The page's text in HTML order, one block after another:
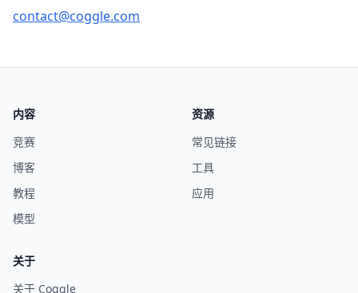
contact@coggle.com
内容
竞赛
博客
教程
模型
资源
常见链接
工具
应用
关于
关于 Coggle